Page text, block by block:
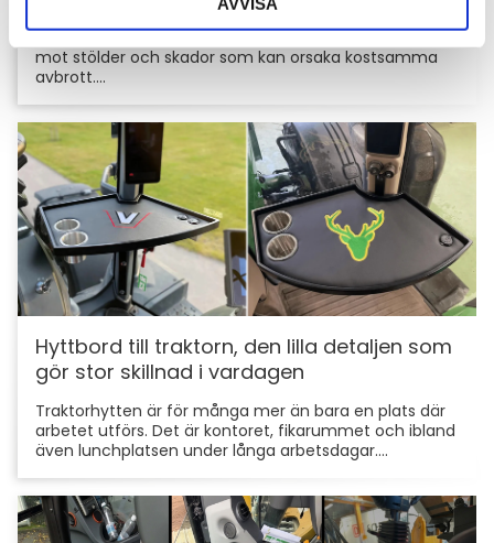
verksamheten. Därför är det viktigt att skydda dem
mot stölder och skador som kan orsaka kostsamma
avbrott....
Hyttbord till traktorn, den lilla detaljen som
gör stor skillnad i vardagen
Traktorhytten är för många mer än bara en plats där
arbetet utförs. Det är kontoret, fikarummet och ibland
även lunchplatsen under långa arbetsdagar....